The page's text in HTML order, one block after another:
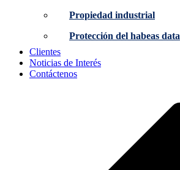
Propiedad industrial
Protección del habeas data
Clientes
Noticias de Interés
Contáctenos